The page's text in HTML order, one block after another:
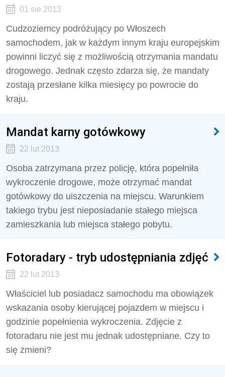
01 sie 2013
Cudzoziemcy podróżujący po Włoszech
samochodem, jak w każdym innym kraju europejskim
powinni liczyć się z możliwością otrzymania mandatu
drogowego. Jednak często zdarza się, że mandaty
zostają przesłane kilka miesięcy po powrocie do
kraju.
Mandat karny gotówkowy
22 lut 2013
Osoba zatrzymana przez policję, która popełniła
wykroczenie drogowe, może otrzymać mandat
gotówkowy do uiszczenia na miejscu. Warunkiem
takiego trybu jest nieposiadanie stałego miejsca
zamieszkania lub miejsca stałego pobytu.
Fotoradary - tryb udostępniania zdjęć
22 lut 2013
Właściciel lub posiadacz samochodu ma obowiązek
wskazania osoby kierującej pojazdem w miejscu i
godzinie popełnienia wykroczenia. Zdjęcie z
fotoradaru nie jest mu jednak udostępniane. Czy to
się zmieni?